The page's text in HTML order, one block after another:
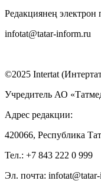
Редакциянең электрон
infotat@tatar-inform.ru
©2025 Intertat
Учредитель АО
Адрес редакции:
420066, Республика
Тел.: +7 843 222 0 999
Эл. почта: